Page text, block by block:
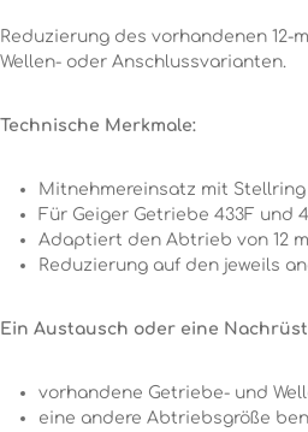
Reduzierung des vorhandenen
Wellen- oder Anschlussvarianten.
Technische Merkmale:
Mitnehmereinsatz mit Stellring
Für Geiger Getriebe 433F und
Adaptiert den Abtrieb von 12
Reduzierung auf den jeweils
Ein Austausch oder eine
vorhandene Getriebe- und
eine andere Abtriebsgröße